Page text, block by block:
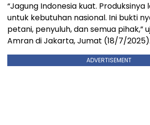
“Jagung Indonesia kuat. Produksinya
untuk kebutuhan nasional. Ini bukti
petani, penyuluh, dan semua pihak,”
Amran di Jakarta, Jumat (18/7/2025).
ADVERTISEMENT